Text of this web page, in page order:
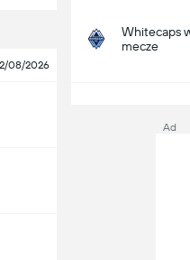
08/2026
Whitecaps
mecze
Ad